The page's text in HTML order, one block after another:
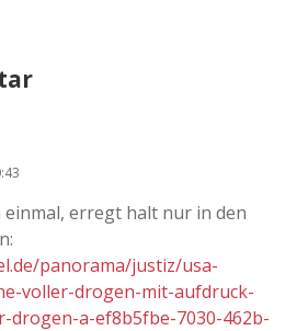
einmal, erregt halt nur in den
panorama/justiz/usa-
voller-drogen-mit-aufdruck-
drogen-a-ef8b5fbe-7030-462b-